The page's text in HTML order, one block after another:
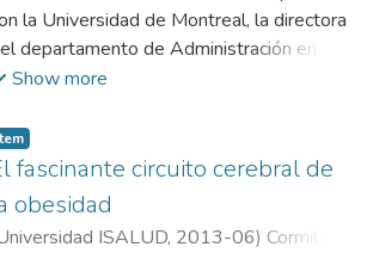
medicamentos. La exigencia como
compradores y usuarios de estos
deben ser biosimilares
y seguridad, la perspectiva es que
colaborar en disminuir los costos,
una oportunidad para la
del gasto farmacéutico, rompen
la Universidad de Montreal, la directora
departamento de Administración en
de la Facultad de Medicina de esa
la experiencia de Quebec y Canadá.
Show more
fascinante circuito cerebral de
obesidad
ISALUD, 2013-06) Cormillot,